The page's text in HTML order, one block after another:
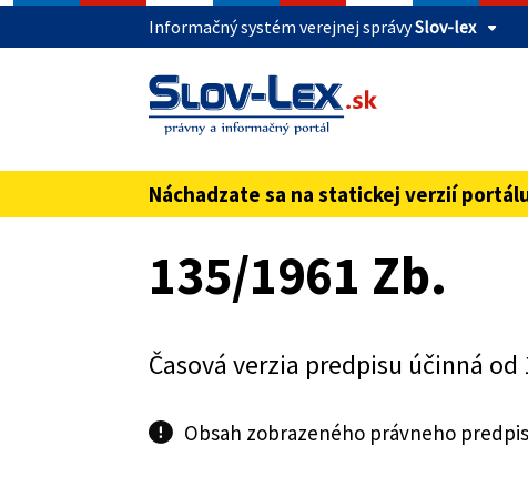
Informačný systém verejnej správySlov-lex
Táto stránka je zabezpečená
Buďte pozorní a vždy sa uistite, že zdieľate
pred názvom domény webového sídla.
Náchadzate sa na statickej verzií
135/1961 Zb.
Časová verzia predpisu účinná od
Obsah zobrazeného právneho